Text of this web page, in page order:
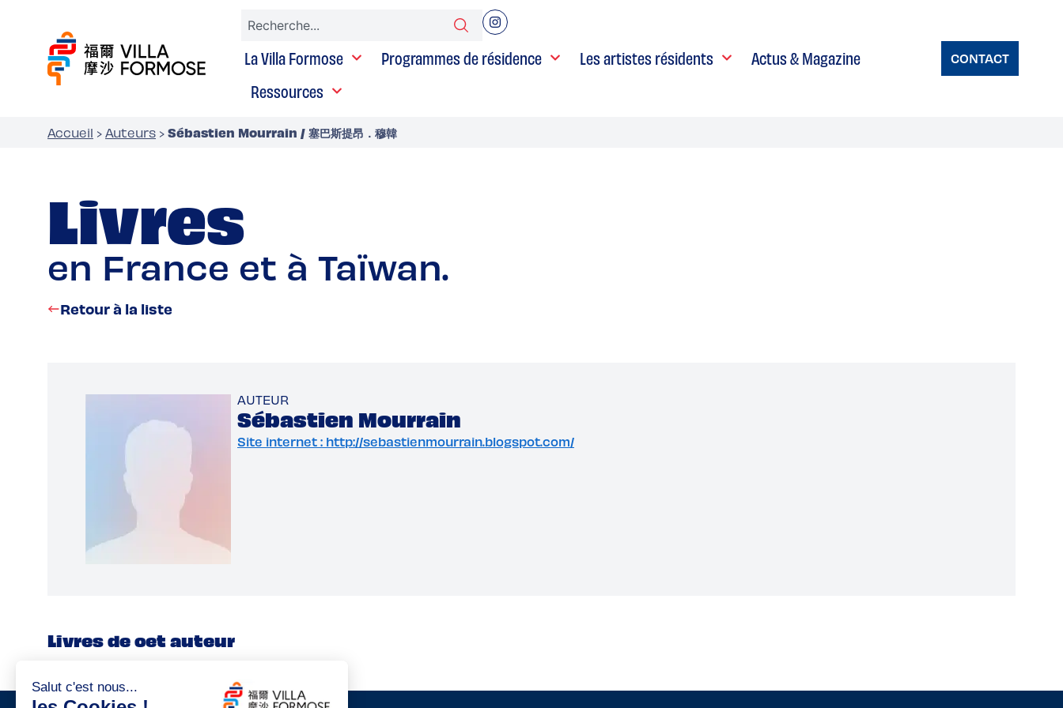
La Villa Formose Programmes de résidence Les artistes résidents
Actus & Magazine
Ressources
CONTACT
Accueil › Auteurs › Sébastien Mourrain / 塞巴斯提昂．穆韓
Livres
en France et à Taïwan.
Retour à la liste
AUTEUR
Sébastien Mourrain
Site internet : http://sebastienmourrain.blogspot.com/
Livres de cet auteur